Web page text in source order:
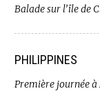
Balade sur l’île de
PHILIPPINES
Première journée